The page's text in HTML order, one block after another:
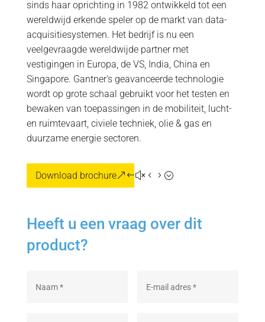
sinds haar oprichting in 1982 ontwikkeld tot een
wereldwijd erkende speler op de markt van data-
acquisitiesystemen. Het bedrijf is nu een
veelgevraagde wereldwijde partner met
vestigingen in Europa, de VS, India, China en
Singapore. Gantner's geavanceerde technologie
wordt op grote schaal gebruikt voor het testen en
bewaken van toepassingen in de mobiliteit, lucht-
en ruimtevaart, civiele techniek, olie & gas en
duurzame energie sectoren.
Download brochure
Heeft u een vraag over dit
product?